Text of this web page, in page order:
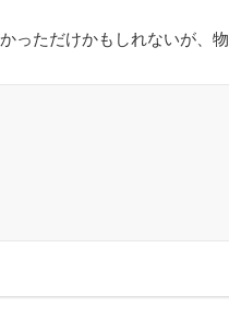
っただけかもしれないが、物